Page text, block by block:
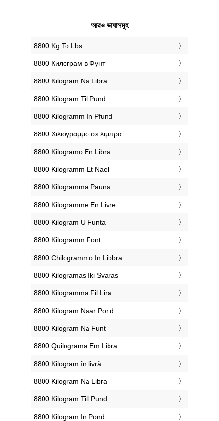
আরও ভাষাসমূহ
‎8800 Kg To Lbs
‎8800 Килограм в Фунт
‎8800 Kilogram Na Libra
‎8800 Kilogram Til Pund
‎8800 Kilogramm In Pfund
‎8800 Χιλιόγραμμο σε λίμπρα
‎8800 Kilogramo En Libra
‎8800 Kilogramm Et Nael
‎8800 Kilogramma Pauna
‎8800 Kilogramme En Livre
‎8800 Kilogram U Funta
‎8800 Kilogramm Font
‎8800 Chilogrammo In Libbra
‎8800 Kilogramas Iki Svaras
‎8800 Kilogramma Fil Lira
‎8800 Kilogram Naar Pond
‎8800 Kilogram Na Funt
‎8800 Quilograma Em Libra
‎8800 Kilogram în livră
‎8800 Kilogram Na Libra
‎8800 Kilogram Till Pund
‎8800 Kilogram In Pond